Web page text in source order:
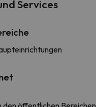
Services